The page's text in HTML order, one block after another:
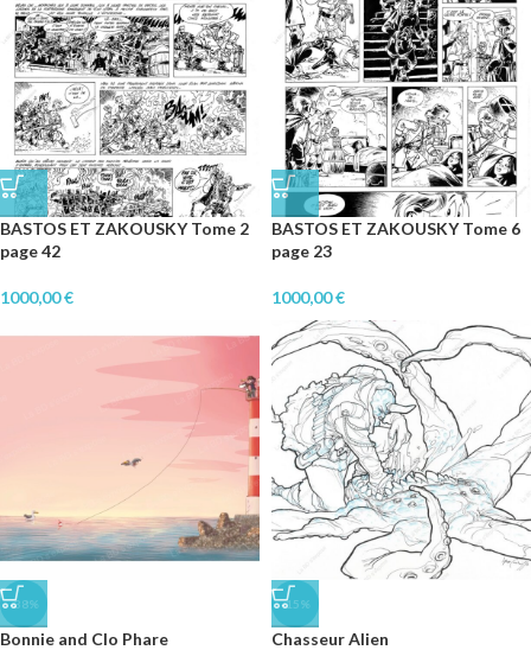
BASTOS ET ZAKOUSKY Tome 2
page 42
1000,00€
BASTOS ET ZAKOUSKY Tome 6
page 23
1000,00€
-38%
Bonnie and Clo Phare
-15%
Chasseur Alien